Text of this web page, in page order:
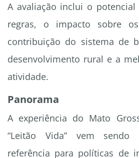
A avaliação inclui o potencial
regras, o impacto sobre
contribuição do sistema de
desenvolvimento rural e a
atividade.
Panorama
A experiência do Mato
“Leitão Vida” vem sendo
referência para políticas de